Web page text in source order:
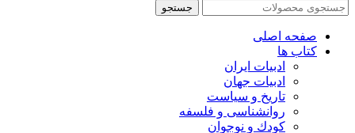
جستجو
صفحه اصلی
کتاب ها
ادبیات ایران
ادبیات جهان
تاریخ و سیاست
روانشناسی و فلسفه
کودك و نوجوان